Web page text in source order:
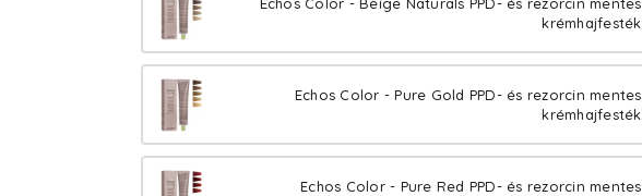
krémhajfesték
Echos Color - Pure Gold PPD- és rezorcin mentes
krémhajfesték
Echos Color - Pure Red PPD- és rezorcin mentes